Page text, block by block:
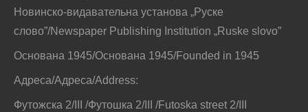
Новинско-видавательна установа „Руске
слово”/Newspaper Publishing Institution „Ruske slovo”
Основана 1945/Основана 1945/Founded in 1945
Адреса/Адреса/Address:
Футожска 2/III /Футошка 2/III /Futoska street 2/III